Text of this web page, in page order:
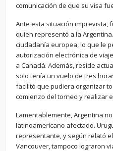
comunicación de que su visa
Ante esta situación imprevista,
quien representó a la
ciudadanía europea, lo que le
autorización electrónica de
a Canadá. Además, reside
solo tenía un vuelo de tres
facilitó que pudiera organizar
comienzo del torneo y realizar
Lamentablemente, Argentina
latinoamericano afectado.
representante, y según relató
Vancouver, tampoco lograron